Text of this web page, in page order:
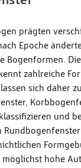
prägten
Epoche
Bogenformen.
zahlreiche
sich daher
und
möglichst hohe